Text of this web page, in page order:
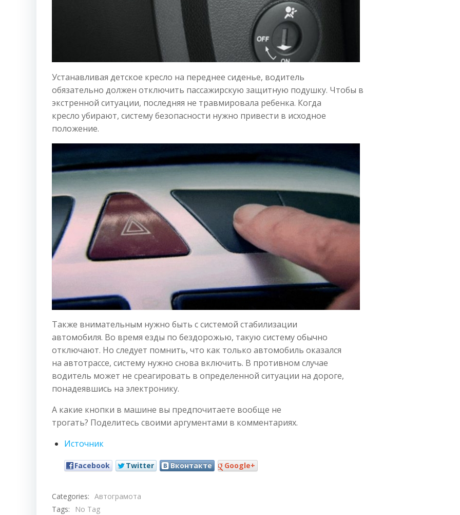
Устанавливая детское кресло на переднее сиденье, водитель
обязательно должен отключить пассажирскую защитную подушку. Чтобы в
экстренной ситуации, последняя не травмировала ребенка. Когда
кресло убирают, систему безопасности нужно привести в исходное
положение.
Также внимательным нужно быть с системой стабилизации
автомобиля. Во время езды по бездорожью, такую систему обычно
отключают. Но следует помнить, что как только автомобиль оказался
на автотрассе, систему нужно снова включить. В противном случае
водитель может не среагировать в определенной ситуации на дороге,
понадеявшись на электронику.
А какие кнопки в машине вы предпочитаете вообще не
трогать? Поделитесь своими аргументами в комментариях.
Источник
Facebook Twitter Вконтакте Google+
Categories: Автограмота
Tags:
No Tag